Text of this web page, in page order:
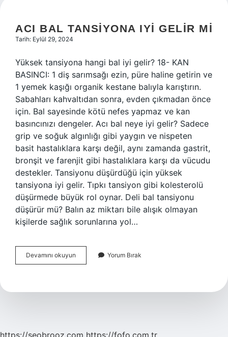
ACI BAL TANSIYONA IYI GELIR MI
Tarih: Eylül 29, 2024
Yüksek tansiyona hangi bal iyi gelir? 18- KAN
BASINCI: 1 diş sarımsağı ezin, püre haline getirin ve
1 yemek kaşığı organik kestane balıyla karıştırın.
Sabahları kahvaltıdan sonra, evden çıkmadan önce
için. Bal sayesinde kötü nefes yapmaz ve kan
basıncınızı dengeler. Acı bal neye iyi gelir? Sadece
grip ve soğuk algınlığı gibi yaygın ve nispeten
basit hastalıklara karşı değil, aynı zamanda gastrit,
bronşit ve farenjit gibi hastalıklara karşı da vücudu
destekler. Tansiyonu düşürdüğü için yüksek
tansiyona iyi gelir. Tıpkı tansiyon gibi kolesterolü
düşürmede büyük rol oynar. Deli bal tansiyonu
düşürür mü? Balın az miktarı bile alışık olmayan
kişilerde sağlık sorunlarına yol…
Devamını okuyun
Bal
Gelir
Yorum Bırak
https://seobrooz.com https://fofo.com.tr